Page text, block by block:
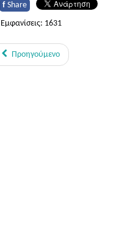
f Share
Εμφανίσεις: 1631
Προηγούμενο